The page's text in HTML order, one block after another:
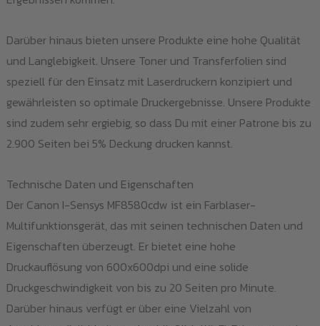
Darüber hinaus bieten unsere Produkte eine hohe Qualität
und Langlebigkeit. Unsere Toner und Transferfolien sind
speziell für den Einsatz mit Laserdruckern konzipiert und
gewährleisten so optimale Druckergebnisse. Unsere Produkte
sind zudem sehr ergiebig, so dass Du mit einer Patrone bis zu
2.900 Seiten bei 5% Deckung drucken kannst.
Technische Daten und Eigenschaften
Der Canon I-Sensys MF8580cdw ist ein Farblaser-
Multifunktionsgerät, das mit seinen technischen Daten und
Eigenschaften überzeugt. Er bietet eine hohe
Druckauflösung von 600x600dpi und eine solide
Druckgeschwindigkeit von bis zu 20 Seiten pro Minute.
Darüber hinaus verfügt er über eine Vielzahl von